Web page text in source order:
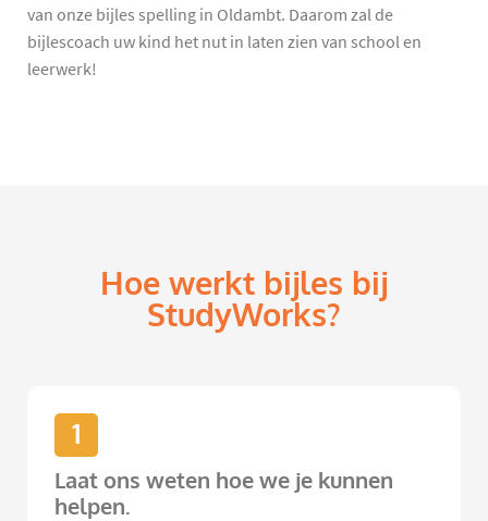
van onze bijles spelling in Oldambt. Daarom zal de
bijlescoach uw kind het nut in laten zien van school en
leerwerk!
Hoe werkt bijles bij
StudyWorks?
1
Laat ons weten hoe we je kunnen
helpen.